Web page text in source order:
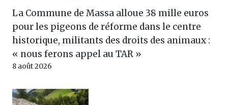
La Commune de Massa alloue 38 mille euros
pour les pigeons de réforme dans le centre
historique, militants des droits des animaux :
« nous ferons appel au TAR »
8 août 2026